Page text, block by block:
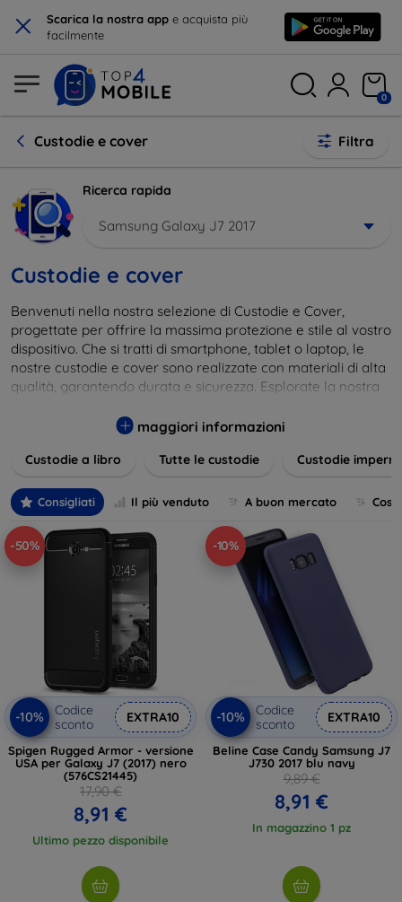
× Scarica la nostra app e acquista più
facilmente
0
Custodie e cover Filtra
Ricerca rapida
Samsung Galaxy J7 2017
Custodie e cover
Benvenuti nella nostra selezione di Custodie e Cover,
progettate per offrire la massima protezione e stile al vostro
dispositivo. Che si tratti di smartphone, tablet o laptop, le
nostre custodie e cover sono realizzate con materiali di alta
qualità, garantendo durata e sicurezza. Esplorate la nostra
esigenza e gusto. Proteggete il vostro dispositivo con le
maggiori informazioni
Custodie a libro Tutte le custodie Custodie
Consigliati Il più venduto A buon mercato
-50%
-10%
Codice
sconto
EXTRA10
Spigen Rugged Armor - versione
USA per Galaxy J7 (2017) nero
(576CS21445)
17,90 €
8,91 €
Ultimo pezzo disponibile
-10%
-10%
Codice
sconto
EXTRA10
Beline Case Candy Samsung J7
J730 2017 blu navy
9,89 €
8,91 €
In magazzino 1 pz